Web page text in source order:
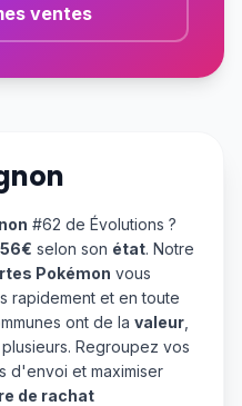
ventes
#62 de Évolutions ?
selon son état. Notre
Pokémon vous
rapidement et en toute
ont de la valeur
Regroupez vos
d'envoi et maximiser
de rachat